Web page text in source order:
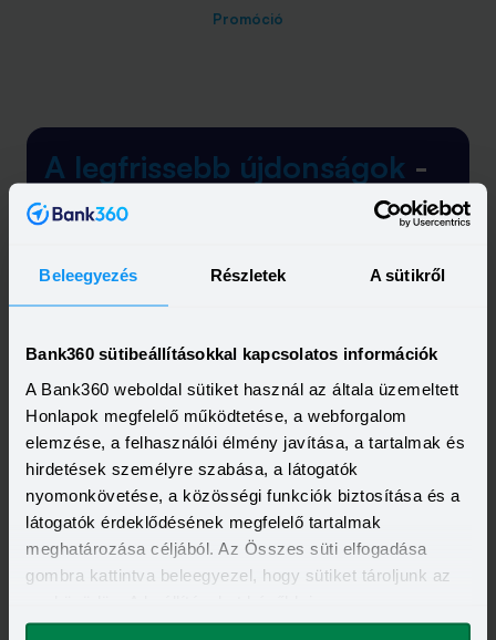
Beleegyezés Részletek A sütikről
Bank360 sütibeállításokkal kapcsolatos információk
A Bank360 weboldal sütiket használ az általa üzemeltett
Honlapok megfelelő működtetése, a webforgalom
elemzése, a felhasználói élmény javítása, a tartalmak és
hirdetések személyre szabása, a látogatók
nyomonkövetése, a közösségi funkciók biztosítása és a
látogatók érdeklődésének megfelelő tartalmak
meghatározása céljából. Az Összes süti elfogadása
gombra kattintva beleegyezel, hogy sütiket tároljunk az
megváltoztathatod.
Promóció
A legfrissebb újdonságok -
egyenesen a postaládádba!
Csoport
Adatkezelési szabályzatát
ÁSZF-ét
Feliratkozás